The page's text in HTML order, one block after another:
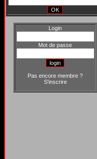
Login
Mot de passe
Pas encore membre ?
S'inscrire